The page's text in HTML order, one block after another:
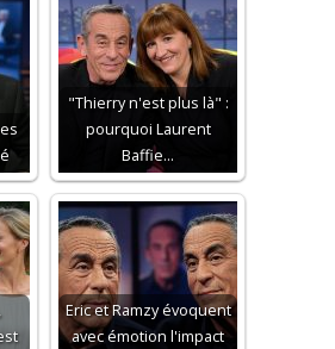
"Thierry n'est plus là" :
pourquoi Laurent
Baffie…
Eric et Ramzy évoquent
avec émotion l'impact